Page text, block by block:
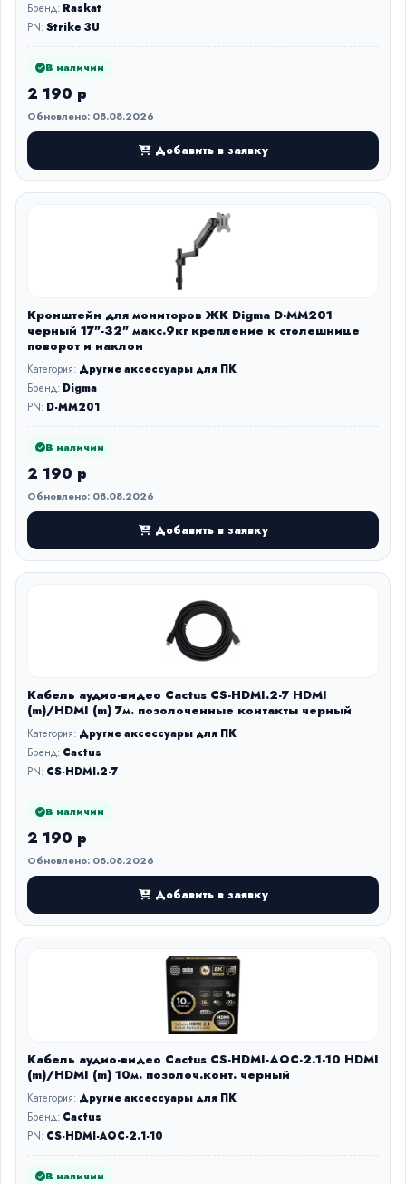
Бренд: Raskat
PN:Strike 3U
В наличии
2 190 р
Обновлено: 08.08.2026
Добавить в заявку
Кронштейн для мониторов ЖК Digma D-MM201
черный 17"-32" макс.9кг крепление к столешнице
поворот и наклон
Категория: Другие аксессуары для ПК
Бренд: Digma
PN: D-MM201
В наличии
2 190 р
Обновлено: 08.08.2026
Добавить в заявку
Кабель аудио-видео Cactus CS-HDMI.2-7 HDMI
(m)/HDMI (m) 7м. позолоченные контакты черный
Категория: Другие аксессуары для ПК
Бренд: Cactus
PN: CS-HDMI.2-7
В наличии
2 190 р
Обновлено: 08.08.2026
Добавить в заявку
Кабель аудио-видео Cactus CS-HDMI-AOC-2.1-10 HDMI
(m)/HDMI (m) 10м. позолоч.конт. черный
Категория: Другие аксессуары для ПК
Бренд: Cactus
PN: CS-HDMI-AOC-2.1-10
В наличии